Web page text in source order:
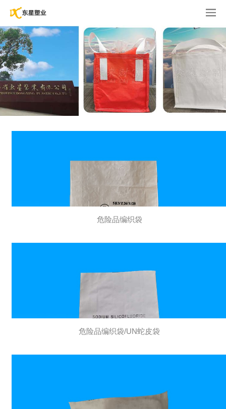
危险品编织袋
危险品编织袋/UN蛇皮袋